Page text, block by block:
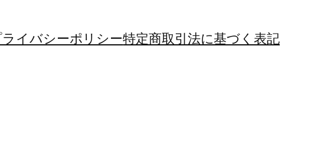
イバシーポリシー特定商取引法に基づく表記